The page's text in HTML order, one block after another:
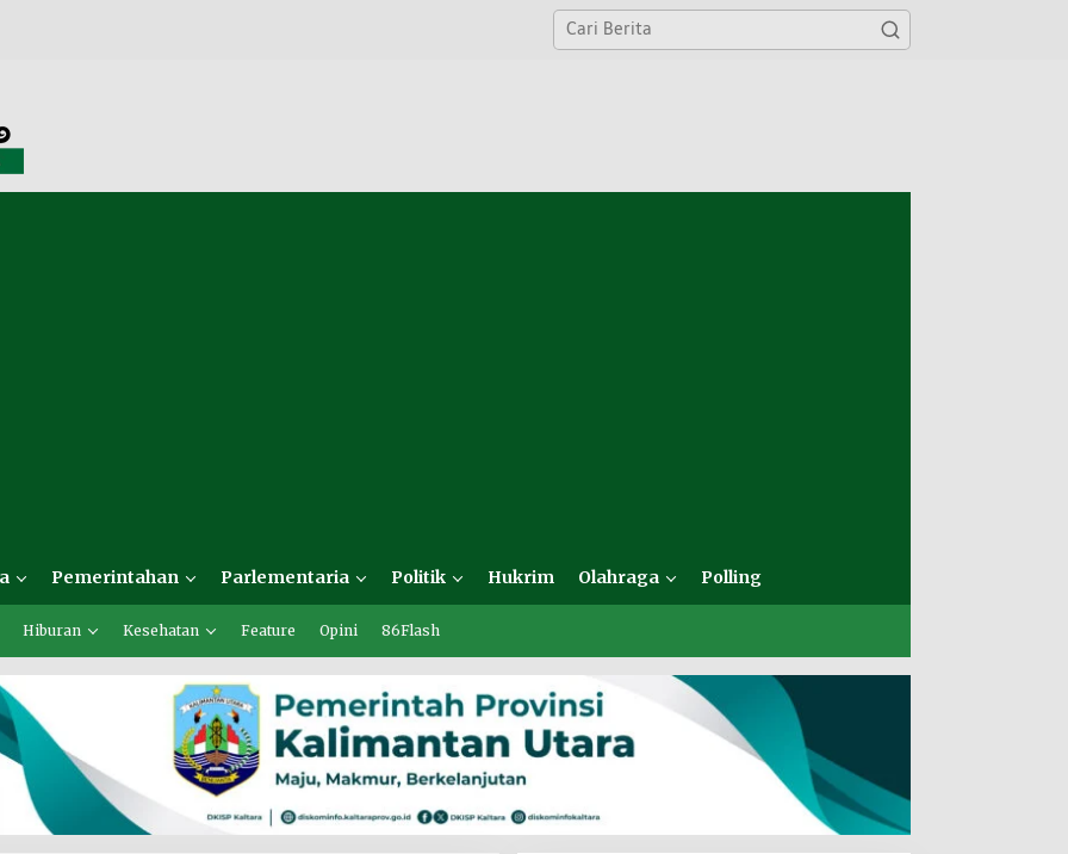
Pemerintahan Parlementaria Politik Hukrim Olahraga Polling
Hiburan Kesehatan Feature Opini 86Flash